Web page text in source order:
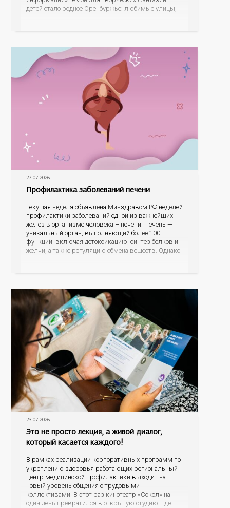
детей стало родное Оренбуржье: любимые улицы,
27.07.2026
Профилактика заболеваний печени
Текущая неделя объявлена Минздравом РФ неделей
профилактики заболеваний одной из важнейших
желёз в организме человека – печени. Печень —
уникальный орган, выполняющий более 100
функций, включая детоксикацию, синтез белков и
желчи, а также регуляцию обмена веществ. Однако
23.07.2026
Это не просто лекция, а живой диалог,
который касается каждого!
В рамках реализации корпоративных программ по
укреплению здоровья работающих региональный
центр медицинской профилактики выходит на
новый уровень общения с трудовыми
коллективами. В этот раз кинотеатр «Сокол» на
один день превратился в открытую студию, где